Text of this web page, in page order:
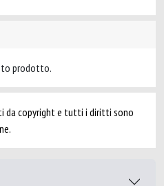
prodotto.
da copyright e tutti i diritti sono